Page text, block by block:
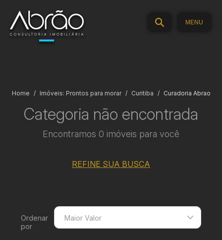
MENU
Home Imóveis: Prontos para morar Curitiba Curadoria Abrao
Categoria não encontrada
Encontramos 0 imóveis para você
REFINE SUA BUSCA
Ordenar
por
Maior Valor